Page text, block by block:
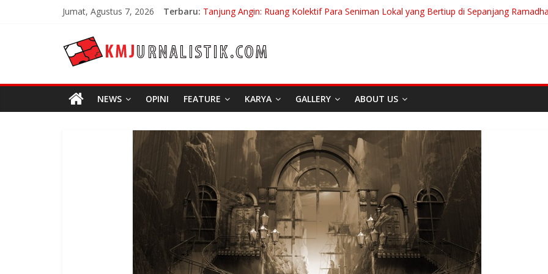
Jumat, Agustus 7, 2026 Terbaru: Tanjung Angin: Ruang Kolektif Para Seniman Lokal yang Bertiup di Sepanjang
Bojan Hodak Sang “Messiah” Dari Zagreb Untuk Bandung
KMJURNALISTIK
NEWS OPINI FEATURE KARYA GALLERY ABOUT US
Event Home
Sekitar Bandung
Di Bandung Di Asia Afrika
Untuk Dunia Tanpa
Zionisme dan Kolonialisme
April 20, 2026 Admin